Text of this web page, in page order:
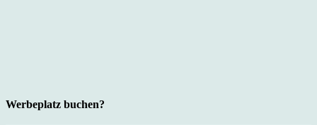
Werbeplatz buchen?